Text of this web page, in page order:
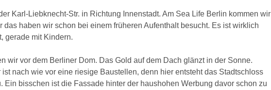
Karl-Liebknecht-Str. in Richtung Innenstadt. Am Sea Life Berlin kommen wir
das haben wir schon bei einem früheren Aufenthalt besucht. Es ist wirklich
gerade mit Kindern.
wir vor dem Berliner Dom. Das Gold auf dem Dach glänzt in der Sonne.
ist nach wie vor eine riesige Baustellen, denn hier entsteht das Stadtschloss
Ein bisschen ist die Fassade hinter der haushohen Werbung davor schon zu